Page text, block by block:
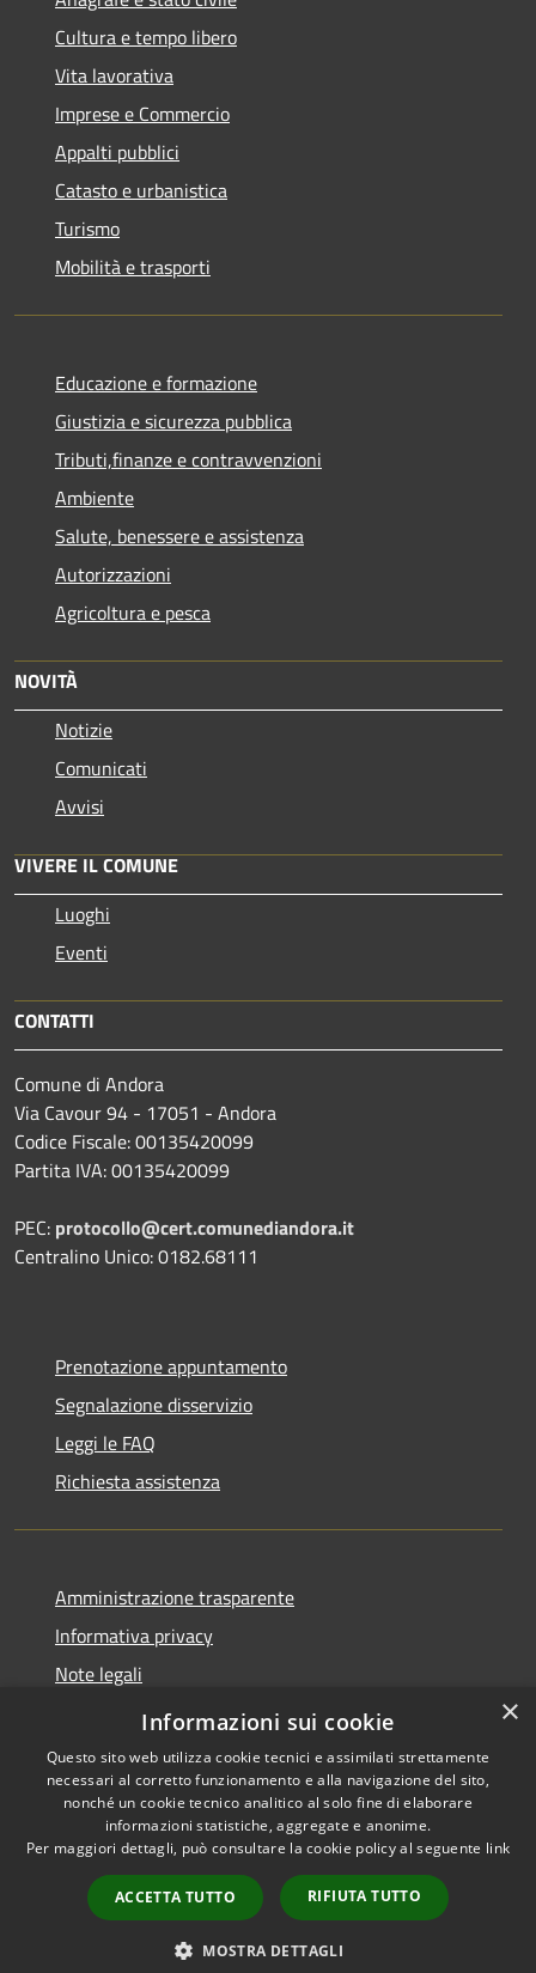
Cultura e tempo libero
Vita lavorativa
Imprese e Commercio
Appalti pubblici
Catasto e urbanistica
Turismo
Mobilità e trasporti
Educazione e formazione
Giustizia e sicurezza pubblica
Tributi,finanze e contravvenzioni
Ambiente
Salute, benessere e assistenza
Autorizzazioni
Agricoltura e pesca
NOVITÀ
Notizie
Comunicati
Avvisi
VIVERE IL COMUNE
Luoghi
Eventi
CONTATTI
Comune di Andora
Via Cavour 94 - 17051 - Andora
Codice Fiscale: 00135420099
Partita IVA: 00135420099
PEC: protocollo@cert.comunediandora.it
Centralino Unico: 0182.68111
Prenotazione appuntamento
Segnalazione disservizio
Leggi le FAQ
Richiesta assistenza
Amministrazione trasparente
Informativa privacy
Note legali
Dichiarazione di accessibilità
Accessibilità
Copyright © 2026 • Comune di
Andora • Powered by
Municipium•
Accesso
redazione
×
Informazioni sui cookie
Questo sito web utilizza cookie tecnici e assimilati strettamente
necessari al corretto funzionamento e alla navigazione del sito,
nonché un cookie tecnico analitico al solo fine di elaborare
informazioni statistiche, aggregate e anonime.
Per maggiori dettagli, può consultare la cookie policy al seguente link
ACCETTA TUTTO RIFIUTA TUTTO
MOSTRA DETTAGLI